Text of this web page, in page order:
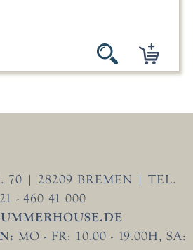
70 | 28209 BREMEN | TEL.
- 460 41 000
MO - FR: 10.00 - 19.00H, SA: